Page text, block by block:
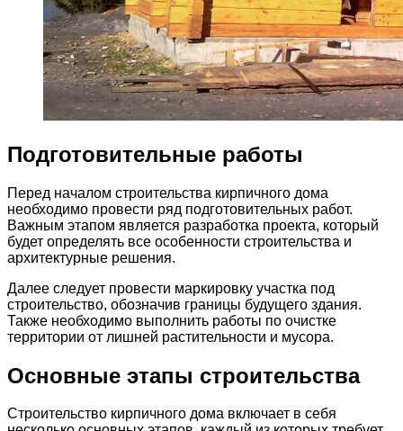
Подготовительные работы
Перед началом строительства кирпичного дома
необходимо провести ряд подготовительных работ.
Важным этапом является разработка проекта, который
будет определять все особенности строительства и
архитектурные решения.
Далее следует провести маркировку участка под
строительство, обозначив границы будущего здания.
Также необходимо выполнить работы по очистке
территории от лишней растительности и мусора.
Основные этапы строительства
Строительство кирпичного дома включает в себя